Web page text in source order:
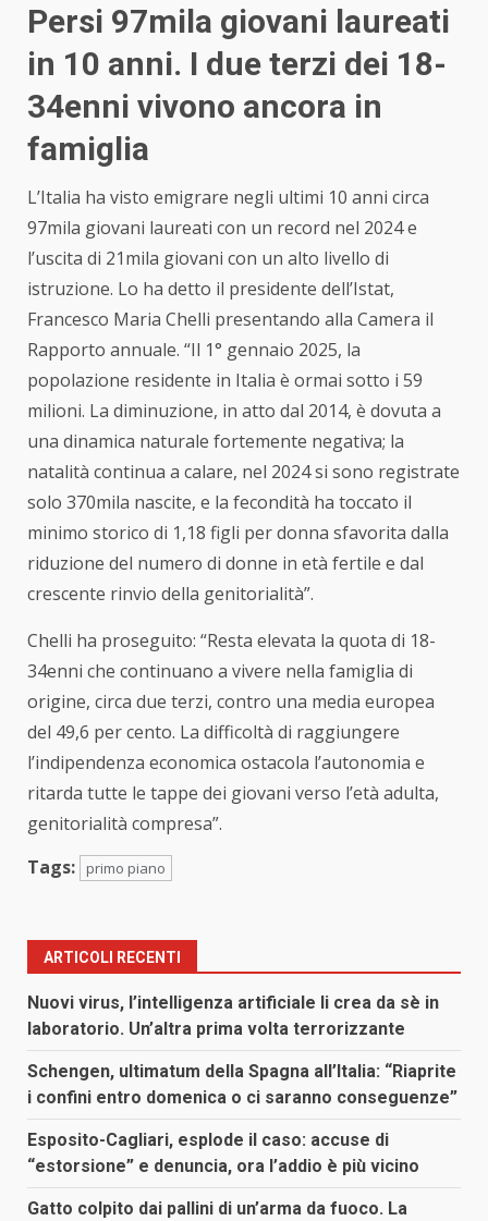
Persi 97mila giovani laureati
in 10 anni. I due terzi dei 18-
34enni vivono ancora in
famiglia
L’Italia ha visto emigrare negli ultimi 10 anni circa
97mila giovani laureati con un record nel 2024 e
l’uscita di 21mila giovani con un alto livello di
istruzione. Lo ha detto il presidente dell’Istat,
Francesco Maria Chelli presentando alla Camera il
Rapporto annuale. “Il 1° gennaio 2025, la
popolazione residente in Italia è ormai sotto i 59
milioni. La diminuzione, in atto dal 2014, è dovuta a
una dinamica naturale fortemente negativa; la
natalità continua a calare, nel 2024 si sono registrate
solo 370mila nascite, e la fecondità ha toccato il
minimo storico di 1,18 figli per donna sfavorita dalla
riduzione del numero di donne in età fertile e dal
crescente rinvio della genitorialità”.
Chelli ha proseguito: “Resta elevata la quota di 18-
34enni che continuano a vivere nella famiglia di
origine, circa due terzi, contro una media europea
del 49,6 per cento. La difficoltà di raggiungere
l’indipendenza economica ostacola l’autonomia e
ritarda tutte le tappe dei giovani verso l’età adulta,
genitorialità compresa”.
Tags:
primo piano
ARTICOLI RECENTI
Nuovi virus, l’intelligenza artificiale li crea da sè in
laboratorio. Un’altra prima volta terrorizzante
Schengen, ultimatum della Spagna all’Italia: “Riaprite
i confini entro domenica o ci saranno conseguenze”
Esposito-Cagliari, esplode il caso: accuse di
“estorsione” e denuncia, ora l’addio è più vicino
Gatto colpito dai pallini di un’arma da fuoco. La